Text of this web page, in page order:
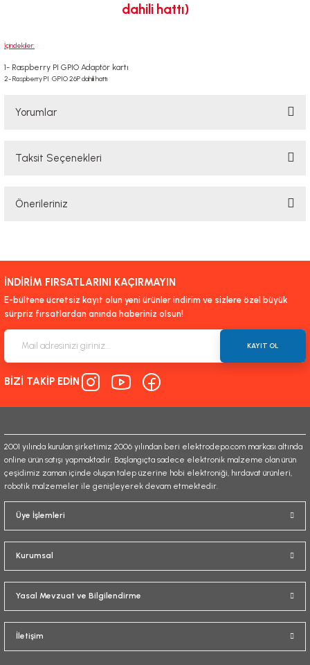
dahili hattı)
İçindekiler:
1- Raspberry PI GPIO Adaptör kartı
2- Raspberry PI GPIO 26P dahili hattı
Yorumlar
Taksit Seçenekleri
Önerileriniz
yetersiz gördüğünüz noktaları öneri formunu kullanarak tarafımıza
iletebilirsiniz.
Görüş ve önerileriniz için teşekkür ederiz.
Ürün açıklamasında eksik bilgiler bulunuyor.
Ürün bilgilerinde hatalar bulunuyor.
Ürün fiyatı diğer sitelerden daha pahalı.
Gönder
İNDİRİM FIRSATLARINI KAÇIRMAYIN
E-bültene ücretsiz kayıt olun yeni ürünler indirim ve sizlere özel büyük
sürpriz fırsatlardan anında haberiniz olsun!
KAYIT OL
BİZİ TAKİP EDİN
2001 yılında kurulan şirketimiz 2006 yılından beri elektrodepo.com markası altında
online ürün satışı yapmaktadır. Başlangıçta sadece elektronik malzeme olan ürün
çeşidimiz zaman içinde oluşan talep üzerine hobi elektroniği, hırdavat ürünleri,
robotik malzemeler ile genişleyerek devam etmektedir.
Üye İşlemleri
Kurumsal
Yasal Mevzuat ve Bilgilendirme
İletişim